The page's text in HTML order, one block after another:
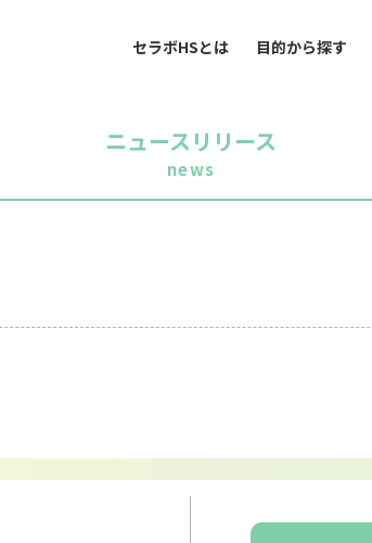
セラボHSとは 目的から探す
ニュースリリース
news